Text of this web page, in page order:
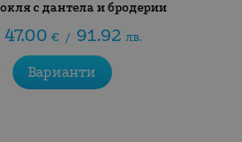
с дантела и бродерии
47.00 € / 91.92 лв.
Варианти